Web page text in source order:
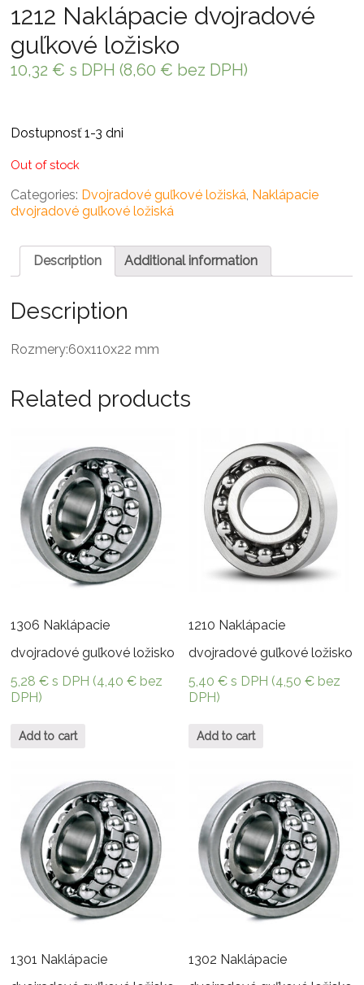
1212 Naklápacie dvojradové
guľkové ložisko
10,32 € s DPH (8,60 € bez DPH)
Dostupnosť 1-3 dni
Out of stock
Categories: Dvojradové guľkové ložiská Naklápacie
dvojradové guľkové ložiská
Description Additional information
Description
Rozmery:60x110x22 mm
Related products
1306 Naklápacie
dvojradové guľkové ložisko
5,28€ s DPH (4,40€ bez
DPH)
Add to cart
1210 Naklápacie
dvojradové guľkové ložisko
5,40€ s DPH (4,50€ bez
DPH)
Add to cart
1301 Naklápacie
1302 Naklápacie